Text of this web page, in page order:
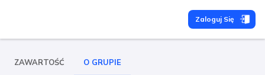
Zaloguj Się
ZAWARTOŚĆ O GRUPIE